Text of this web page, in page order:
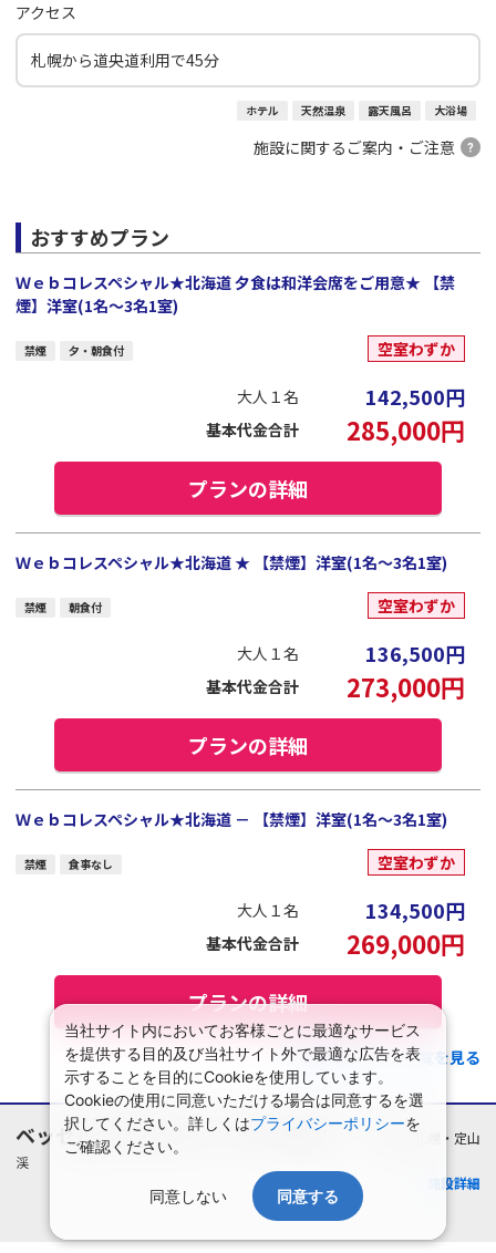
アクセス
札幌から道央道利用で45分
ホテル 天然温泉 露天風呂 大浴場
施設に関するご案内・ご注意
おすすめプラン
Ｗｅｂコレスペシャル★北海道 夕食は和洋会席をご用意★ 【禁
煙】洋室(1名～3名1室)
禁煙 夕・朝食付 空室わずか
大人１名 142,500円
基本代金合計 285,000円
プランの詳細
Ｗｅｂコレスペシャル★北海道 ★ 【禁煙】洋室(1名～3名1室)
禁煙 朝食付 空室わずか
大人１名 136,500円
基本代金合計 273,000円
プランの詳細
Ｗｅｂコレスペシャル★北海道 － 【禁煙】洋室(1名～3名1室)
禁煙 食事なし 空室わずか
大人１名 134,500円
基本代金合計 269,000円
プランの詳細
この施設のプラン一覧を見る
ベッセルホテルカンパーナすすきの
北海道/札幌・定山
渓
施設詳細
当社サイト内においてお客様ごとに最適なサービス
を提供する目的及び当社サイト外で最適な広告を表
示することを目的にCookieを使用しています。
Cookieの使用に同意いただける場合は同意するを選
択してください。詳しくはプライバシーポリシーを
ご確認ください。
同意しない 同意する